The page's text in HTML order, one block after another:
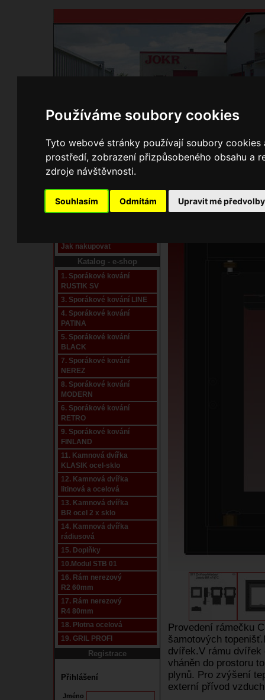
Používáme soubory cookies
Tyto webové stránky používají soubory
prostředí, zobrazení přizpůsobeného obsahu a
zdroje návštěvnosti.
Souhlasím Odmítám Upravit mé předvolby
Domů Kontakty Přihlášení Ke
Pracoviště laser
Nové pracoviště firmy
Jak nakupovat
Katalog - e-shop
1. Sporákové kování
RUSTIK SV
3. Sporákové kování LINE
4. Sporákové kování
PATINA
5. Sporákové kování
BLACK
7. Sporákové kování
NEREZ
8. Sporákové kování
MODERN
6. Sporákové kování
RETRO
9. Sporákové kování
FINLAND
11. Kamnová dvířka
KLASIK ocel-sklo
12. Kamnová dvířka
litinová a ocelová
13. Kamnová dvířka
BR ocel 2 x sklo
14. Kamnová dvířka
rádiusová
15. Doplňky
10.Modul STB 01
16. Rám nerezový
R2 60mm
17. Rám nerezový
R4 80mm
18. Plotna ocelová
19. GRIL PROFI
Registrace
Přihlášení
Jméno
E-shop JOKR
04190571
Provedení rámečku
šamotových
dvířek.V rámu
vháněn do prostoru
plynů. Pro zvýšení
externí přívod